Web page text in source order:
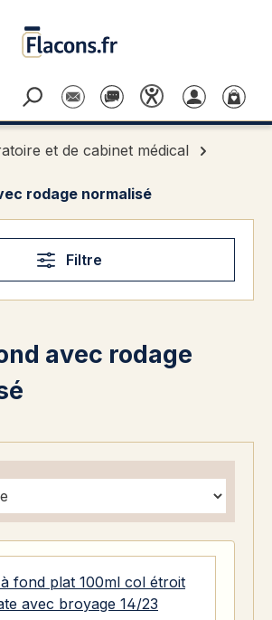
et de cabinet médical
rodage normalisé
Filtre
avec rodage